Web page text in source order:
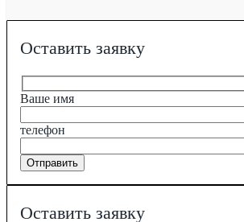
Оставить заявку
Ваше имя
телефон
Оставить заявку